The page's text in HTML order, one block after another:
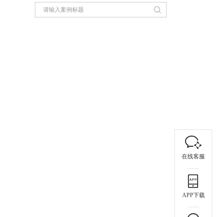
在线客服
APP下载